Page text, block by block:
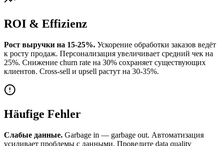
ROI & Effizienz
Рост выручки на 15-25%. Ускорение обработки заказов ведёт
к росту продаж. Персонализация увеличивает средний чек на
25%. Снижение churn rate на 30% сохраняет существующих
клиентов. Cross-sell и upsell растут на 30-35%.
Häufige Fehler
Слабые данные. Garbage in — garbage out. Автоматизация
усиливает проблемы с данными. Проведите data quality